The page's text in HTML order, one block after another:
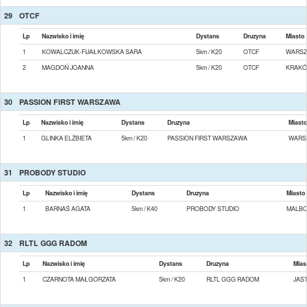
29 OTCF
Lp Nazwisko i imię Dystans Druzyna
Miasto
1
KOWALCZUK-FIJAŁKOWSKA SARA 5km / K20 OTCF
2
MAGDOŃ JOANNA 5km / K20 OTCF
30 PASSION FIRST WARSZAWA
Lp Nazwisko i imię Dystans Druzyna
Miasto
1
GLINKA ELŻBIETA 5km / K20 PASSION FIRST WARSZAWA
31 PROBODY STUDIO
Lp Nazwisko i imię Dystans Druzyna
Miasto
1
BARNAŚ AGATA 5km / K40 PROBODY STUDIO
32 RLTL GGG RADOM
Lp Nazwisko i imię Dystans Druzyna
1
CZARNOTA MAŁGORZATA 5km / K20 RLTL GGG RADOM